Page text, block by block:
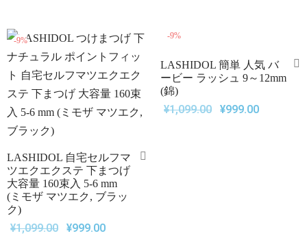
-9%
LASHIDOL 自宅セルフマ
ツエクエクステ 下まつげ
大容量 160束入 5-6 mm
(ミモザ マツエク, ブラッ
ク)
¥1,099.00 ¥999.00
-9%
LASHIDOL 簡単 人気 バ
ービー ラッシュ 9～12mm
(錦)
¥1,099.00 ¥999.00